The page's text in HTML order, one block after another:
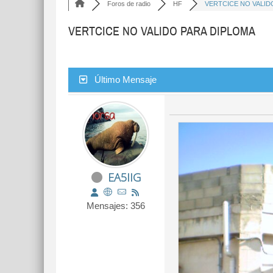
Foros de radio HF VERTCICE NO
VERTCICE NO VALIDO PARA DIPLOMA
Último Mensaje
EA5IIG
Mensajes: 356